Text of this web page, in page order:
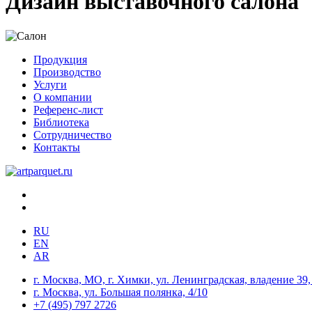
Продукция
Производство
Услуги
О компании
Референс-лист
Библиотека
Сотрудничество
Контакты
RU
EN
AR
г. Москва, МО, г. Химки, ул. Ленинградская, владение 39,
г. Москва, ул. Большая полянка, 4/10
+7 (495) 797 2726